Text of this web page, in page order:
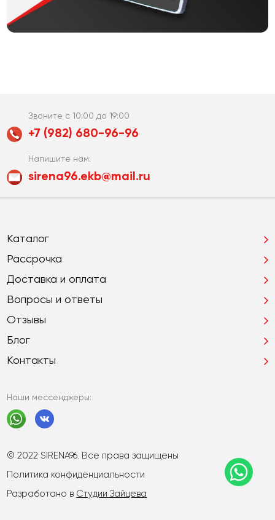
Звоните с 10:00 до 19:00
+7 (982) 680-96-96
Напишите нам:
sirena96.ekb@mail.ru
© 2022 SIRENA96. Все права защищены
Политика конфиденциальности
Разработано в Студии Зайцева
Каталог
Рассрочка
Доставка и оплата
Вопросы и ответы
Отзывы
Блог
Контакты
Наши мессенджеры: